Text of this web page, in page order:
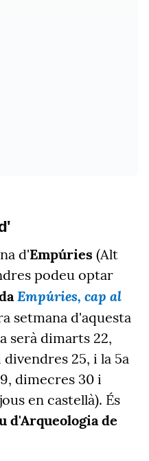
d'Empúries (Alt
podeu optar
Empúries, cap al
setmana d'aquesta
serà dimarts 22,
25, i la 5a
dimecres 30 i
en castellà). És
d'Arqueologia de